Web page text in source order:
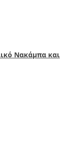
Νακάμπα και